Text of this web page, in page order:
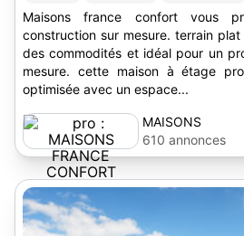
Maisons france confort vous
construction sur mesure. terrain
des commodités et idéal pour un
mesure. cette maison à étage
optimisée avec un espace...
MAISONS
FRANCE
CONFORT
610 annonces